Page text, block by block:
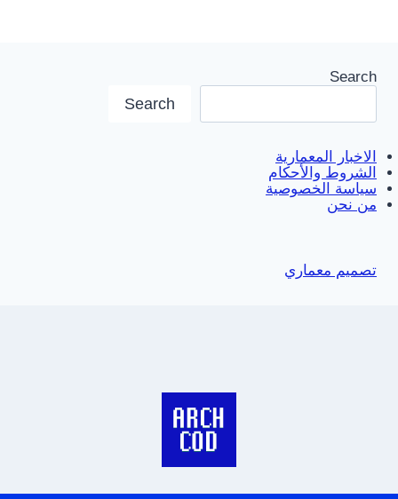
Search
Search
الاخبار المعمارية
الشروط والأحكام
سياسة الخصوصية
من نحن
تصميم معماري